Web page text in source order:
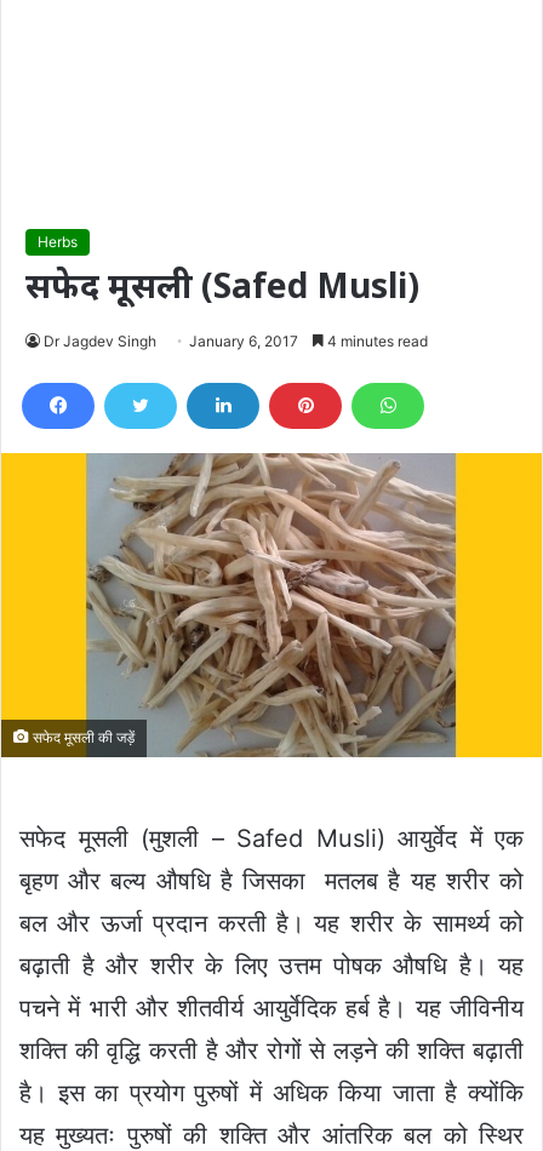
Herbs
सफेद मूसली (Safed Musli)
Dr Jagdev Singh January 6, 2017 4 minutes read
सफेद मूसली की जड़ें
सफेद मूसली (मुशली – Safed Musli) आयुर्वेद में एक
बृहण और बल्य औषधि है जिसका मतलब है यह शरीर को
बल और ऊर्जा प्रदान करती है। यह शरीर के सामर्थ्य को
बढ़ाती है और शरीर के लिए उत्तम पोषक औषधि है। यह
पचने में भारी और शीतवीर्य आयुर्वेदिक हर्ब है। यह जीविनीय
शक्ति की वृद्धि करती है और रोगों से लड़ने की शक्ति बढ़ाती
है। इस का प्रयोग पुरुषों में अधिक किया जाता है क्योंकि
यह मुख्यतः पुरुषों की शक्ति और आंतरिक बल को स्थिर